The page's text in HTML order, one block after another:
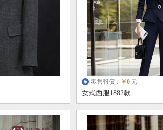
零售報價： ￥0 元
女式西服1882款